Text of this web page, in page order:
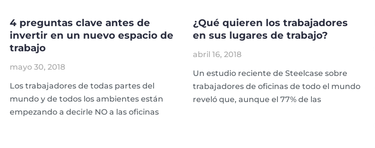
4 preguntas clave antes de
invertir en un nuevo espacio de
trabajo
mayo 30, 2018
Los trabajadores de todas partes del
mundo y de todos los ambientes están
empezando a decirle NO a las oficinas
¿Qué quieren los trabajadores
en sus lugares de trabajo?
abril 16, 2018
Un estudio reciente de Steelcase sobre
trabajadores de oficinas de todo el mundo
reveló que, aunque el 77% de las